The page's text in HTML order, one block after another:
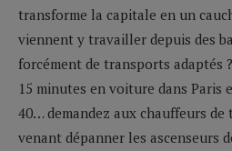
transforme la capitale en un
viennent y travailler depuis des
forcément de transports adaptés
15 minutes en voiture dans Paris
40… demandez aux chauffeurs
venant dépanner les ascenseurs